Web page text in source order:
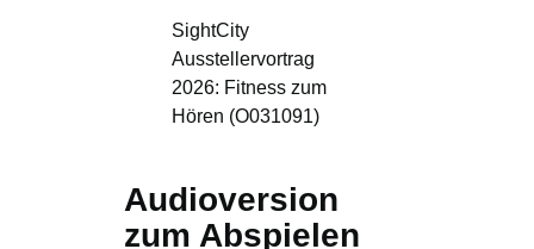
SightCity
Ausstellervortrag
2026: Fitness zum
Hören (O031091)
Audioversion
zum Abspielen